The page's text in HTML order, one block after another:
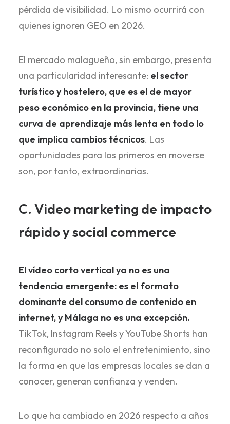
pérdida de visibilidad. Lo mismo ocurrirá con
quienes ignoren GEO en 2026.
El mercado malagueño, sin embargo, presenta
una particularidad interesante: el sector
turístico y hostelero, que es el de mayor
peso económico en la provincia, tiene una
curva de aprendizaje más lenta en todo lo
que implica cambios técnicos. Las
oportunidades para los primeros en moverse
son, por tanto, extraordinarias.
C. Video marketing de impacto
rápido y social commerce
El vídeo corto vertical ya no es una
tendencia emergente: es el formato
dominante del consumo de contenido en
internet, y Málaga no es una excepción.
TikTok, Instagram Reels y YouTube Shorts han
reconfigurado no solo el entretenimiento, sino
la forma en que las empresas locales se dan a
conocer, generan confianza y venden.
Lo que ha cambiado en 2026 respecto a años